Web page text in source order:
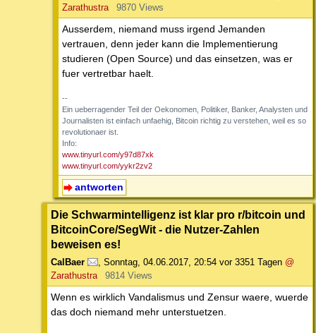
Zarathustra
9870 Views
Ausserdem, niemand muss irgend Jemanden
vertrauen, denn jeder kann die Implementierung
studieren (Open Source) und das einsetzen, was er
fuer vertretbar haelt.
--
Ein ueberragender Teil der Oekonomen, Politiker, Banker, Analysten und
Journalisten ist einfach unfaehig, Bitcoin richtig zu verstehen, weil es so
revolutionaer ist.
Info:
www.tinyurl.com/y97d87xk
www.tinyurl.com/yykr2zv2
antworten
Die Schwarmintelligenz ist klar pro r/bitcoin und
BitcoinCore/SegWit - die Nutzer-Zahlen
beweisen es!
CalBaer , Sonntag, 04.06.2017, 20:54 vor 3351 Tagen @
Zarathustra
9814 Views
Wenn es wirklich Vandalismus und Zensur waere, wuerde
das doch niemand mehr unterstuetzen.